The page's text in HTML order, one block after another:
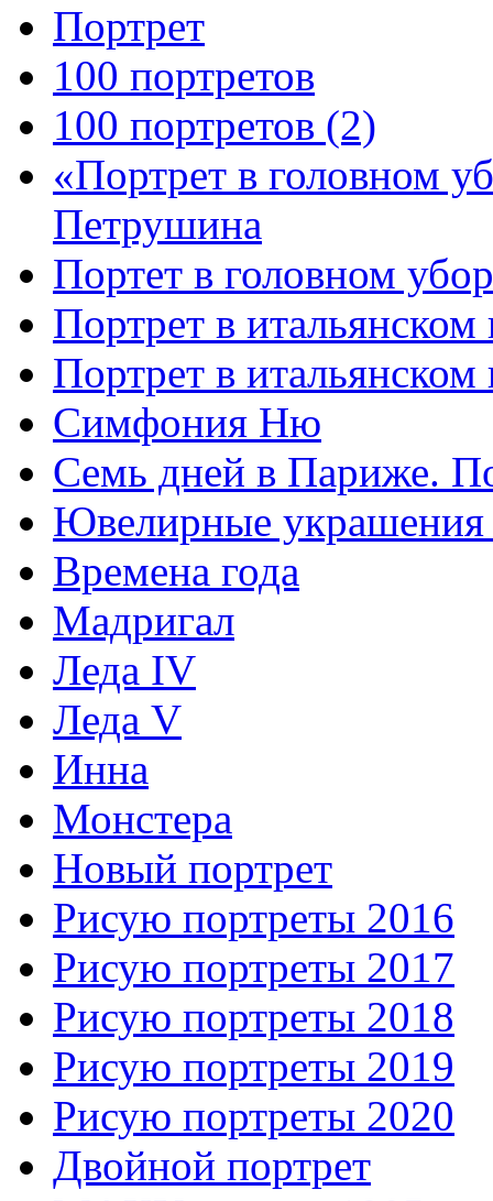
Портрет
100 портретов
100 портретов (2)
«Портрет в головном
Петрушина
Портет в головном
Портрет в
Портрет в
Симфония Ню
Семь дней в Париже.
Ювелирные украшения
Времена года
Мадригал
Леда IV
Леда V
Инна
Монстера
Новый портрет
Рисую портреты 2016
Рисую портреты 2017
Рисую портреты 2018
Рисую портреты 2019
Рисую портреты 2020
Двойной портрет